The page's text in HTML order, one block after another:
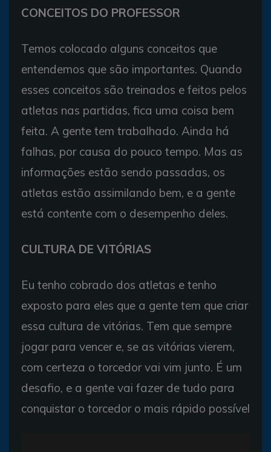
CONCEITOS DO PROFESSOR
Temos colocado alguns conceitos que
entendemos que são importantes. Quando
esses conceitos são treinados e feitos pelos
atletas nas partidas, fica uma coisa bem
feita. A gente tem trabalhado. Ainda há
falhas, por causa do pouco tempo. Mas as
informações estão sendo passadas, os
atletas estão assimilando bem, e a gente
está contente com o desempenho deles.
CULTURA DE VITÓRIAS
Eu tenho cobrado dos atletas e tenho
exposto para eles que a gente tem que criar
essa cultura de vitórias. Tem que sempre
jogar para vencer e, se as vitórias vierem,
com certeza o torcedor vai vim junto. É um
desafio, e a gente vai fazer de tudo para
conquistar o torcedor o mais rápido possível